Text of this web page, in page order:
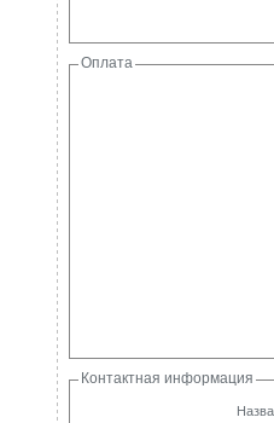
Оплата
Контактная информация